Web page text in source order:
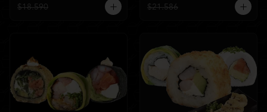
$18.590
$21.586